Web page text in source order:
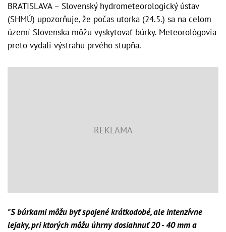
BRATISLAVA – Slovenský hydrometeorologický ústav
(SHMÚ) upozorňuje, že počas utorka (24.5.) sa na celom
území Slovenska môžu vyskytovať búrky. Meteorológovia
preto vydali výstrahu prvého stupňa.
"S búrkami môžu byť spojené krátkodobé, ale intenzívne
lejaky, pri ktorých môžu úhrny dosiahnuť 20 - 40 mm a